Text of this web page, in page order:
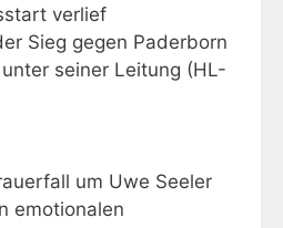
verlief
Sieg gegen Paderborn
seiner Leitung (HL-
um Uwe Seeler
emotionalen